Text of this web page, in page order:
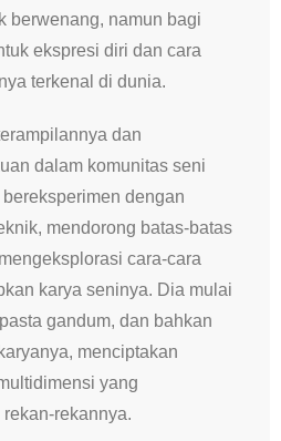
berwenang, namun bagi
ekspresi diri dan cara
terkenal di dunia.
dan
dalam komunitas seni
dengan
mendorong batas-batas
cara-cara
karya seninya. Dia mulai
gandum, dan bahkan
menciptakan
yang
rekannya.